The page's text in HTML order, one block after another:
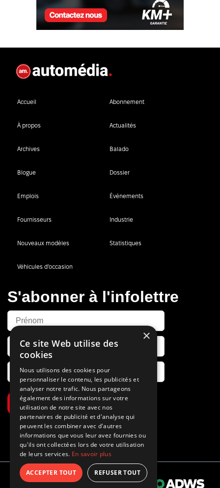
Accueil Abonnement
À propos Actualités
Archives Balado
Blogue Dossier
Emplois Événements
Fournisseurs Industrie
Nouveaux modèles Statistiques
Véhicules d’occasion
S'abonner à l'infolettre
S’abonner
© 2026 Tous droits réservés Propulsé par
×
Ce site Web utilise des
cookies
Nous utilisons des cookies pour
personnaliser le contenu, les publicités et
analyser notre trafic. Nous partageons
également des informations sur votre
utilisation de notre site avec nos
partenaires de publicité et d'analyse qui
peuvent les combiner avec d'autres
informations que vous leur avez fournies ou
qu'ils ont collectées lors de votre utilisation
de leurs services. En savoir plus
ACCEPTER TOUT REFUSER TOUT